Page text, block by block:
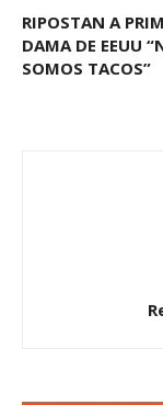
RIPOSTAN A
DAMA DE EEUU
SOMOS TACOS”